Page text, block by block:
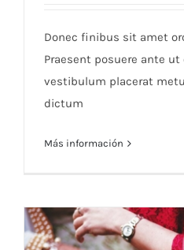
Donec finibus sit amet
Praesent posuere ante
vestibulum placerat
dictum
Más información